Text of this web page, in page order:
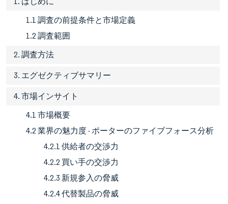
1.1 調査の前提条件と市場定義
1.2 調査範囲
2. 調査方法
3. エグゼクティブサマリー
4. 市場インサイト
4.1 市場概要
4.2 業界の魅力度 - ポーターのファイブフォース分析
4.2.1 供給者の交渉力
4.2.2 買い手の交渉力
4.2.3 新規参入の脅威
4.2.4 代替製品の脅威